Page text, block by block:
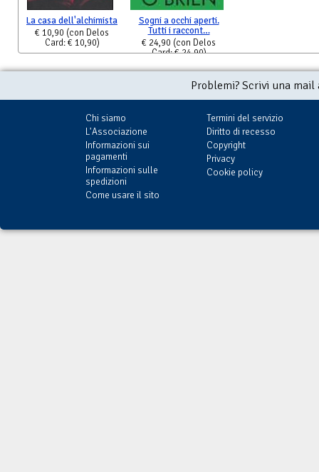
La casa dell'alchimista
€ 10,90 (con Delos
Card: € 10,90)
Sogni a occhi aperti.
Tutti i raccont…
€ 24,90 (con Delos
Card: € 24,90)
Problemi? Scrivi una
Chi siamo
L'Associazione
Informazioni sui
pagamenti
Informazioni sulle
spedizioni
Come usare il sito
Termini del servizio
Diritto di recesso
Copyright
Privacy
Cookie policy